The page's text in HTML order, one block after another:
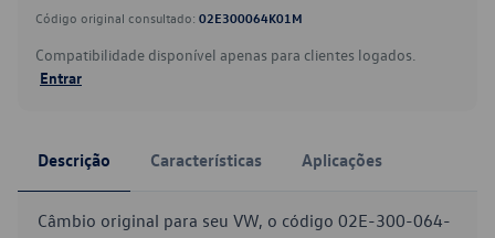
Código original consultado: 02E300064K01M
Compatibilidade disponível apenas para clientes logados.
Entrar
Descrição Características Aplicações
Câmbio original para seu VW, o código 02E-300-064-